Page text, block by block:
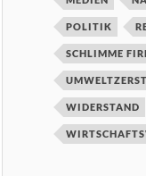
POLITIK
SCHLIMME
WIDERSTAND